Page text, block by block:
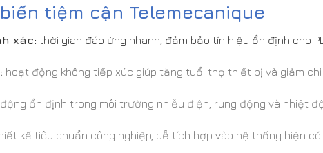
tiệm cận Telemecanique
xác: thời gian đáp ứng nhanh, đảm bảo tín hiệu ổn định cho
hoạt động không tiếp xúc giúp tăng tuổi thọ thiết bị và giảm chi
ổn định trong môi trường nhiễu điện, rung động và nhiệt
kế tiêu chuẩn công nghiệp, dễ tích hợp vào hệ thống hiện có.